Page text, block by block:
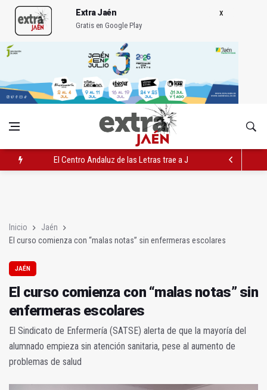
Extra Jaén
Gratis en Google Play
El Centro Andaluz de las Letras trae a Jaén al filósofo Omar
Inicio
Jaén
El curso comienza con “malas notas” sin enfermeras escolares
JAÉN
El curso comienza con “malas notas” sin
enfermeras escolares
El Sindicato de Enfermería (SATSE) alerta de que la mayoría del
alumnado empieza sin atención sanitaria, pese al aumento de
problemas de salud